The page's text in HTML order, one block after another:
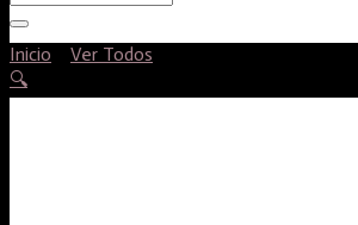
Inicio Ver Todos
🔍